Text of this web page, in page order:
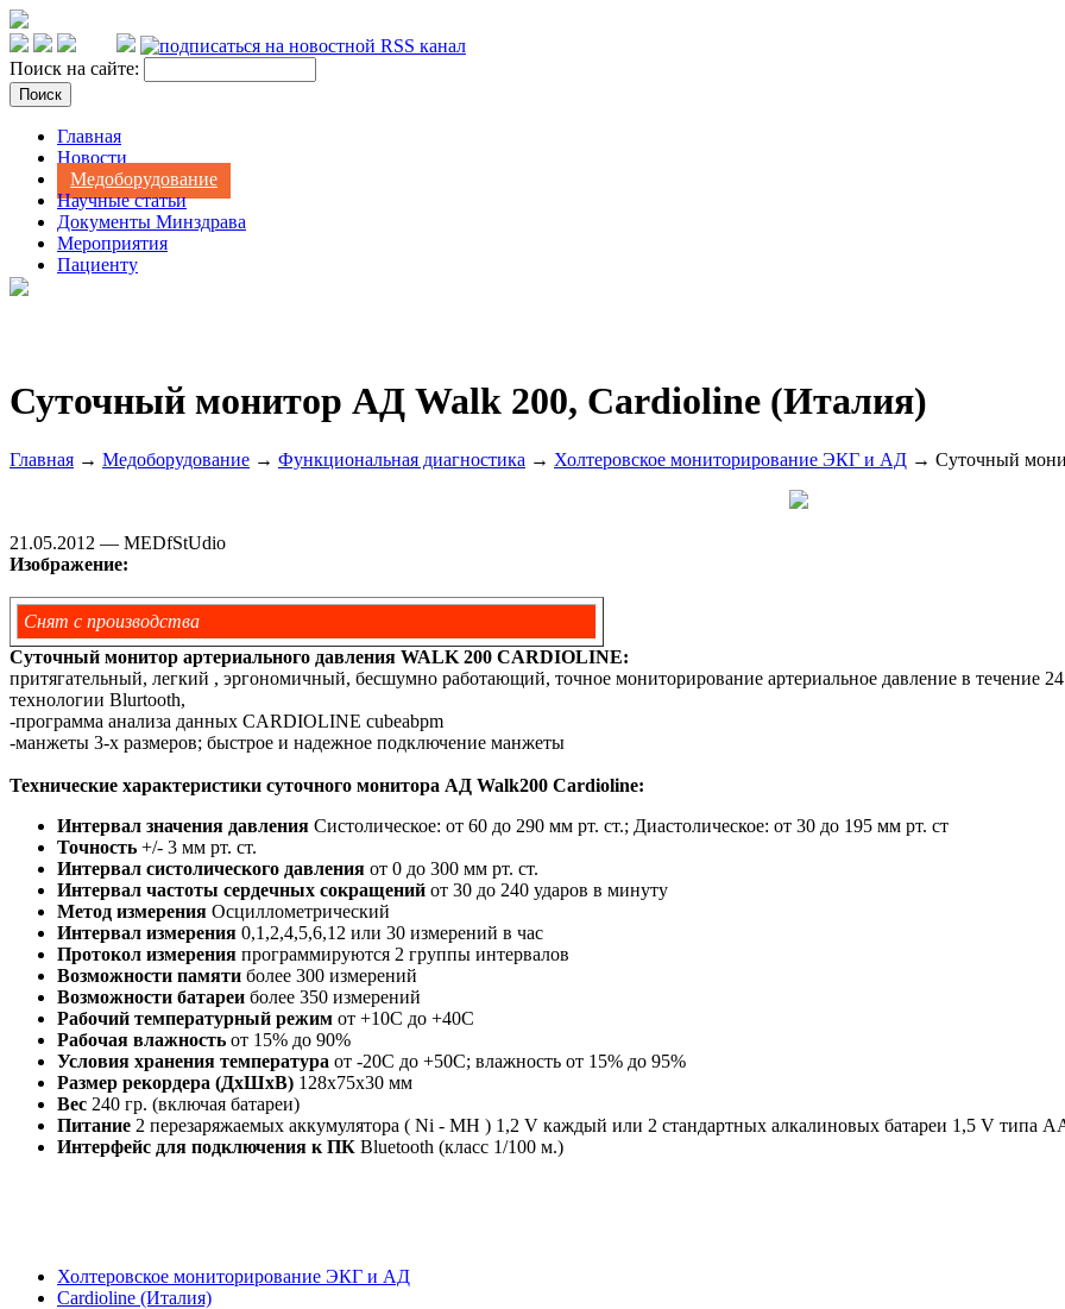
Поиск на сайте:
Главная
Новости
Медоборудование
Научные статьи
Документы Минздрава
Мероприятия
Пациенту
Суточный монитор АД Walk 200, Cardioline (Италия)
Главная → Медоборудование → Функциональная диагностика → Холтеровское мониторирование ЭКГ и АД → Суточный
21.05.2012 — MEDfStUdio
Изображение:
Снят с производства
Cуточный монитор артериального давления WALK 200 CARDIOLINE:
притягательный, легкий , эргономичный, бесшумно работающий, точное мониторирование артериальное давление в течение
технологии Blurtooth,
-программа анализа данных CARDIOLINE cubeabpm
-манжеты 3-х размеров; быстрое и надежное подключение манжеты
Технические характеристики суточного монитора АД Walk200 Cardioline:
Интервал значения давления Систолическое: от 60 до 290 мм рт. ст.; Диастолическое: от 30 до 195 мм рт. ст
Точность +/- 3 мм рт. ст.
Интервал систолического давления от 0 до 300 мм рт. ст.
Интервал частоты сердечных сокращений от 30 до 240 ударов в минуту
Метод измерения Осциллометрический
Интервал измерения 0,1,2,4,5,6,12 или 30 измерений в час
Протокол измерения программируются 2 группы интервалов
Возможности памяти более 300 измерений
Возможности батареи более 350 измерений
Рабочий температурный режим от +10С до +40С
Рабочая влажность от 15% до 90%
Условия хранения температура от -20С до +50С; влажность от 15% до 95%
Размер рекордера (ДхШхВ) 128х75х30 мм
Вес 240 гр. (включая батареи)
Питание 2 перезаряжаемых аккумулятора ( Ni - MH ) 1,2 V каждый или 2 стандартных алкалиновых батареи 1,5 V типа
Интерфейс для подключения к ПК Bluetooth (класс 1/100 м.)
Холтеровское мониторирование ЭКГ и АД
Cardioline (Италия)